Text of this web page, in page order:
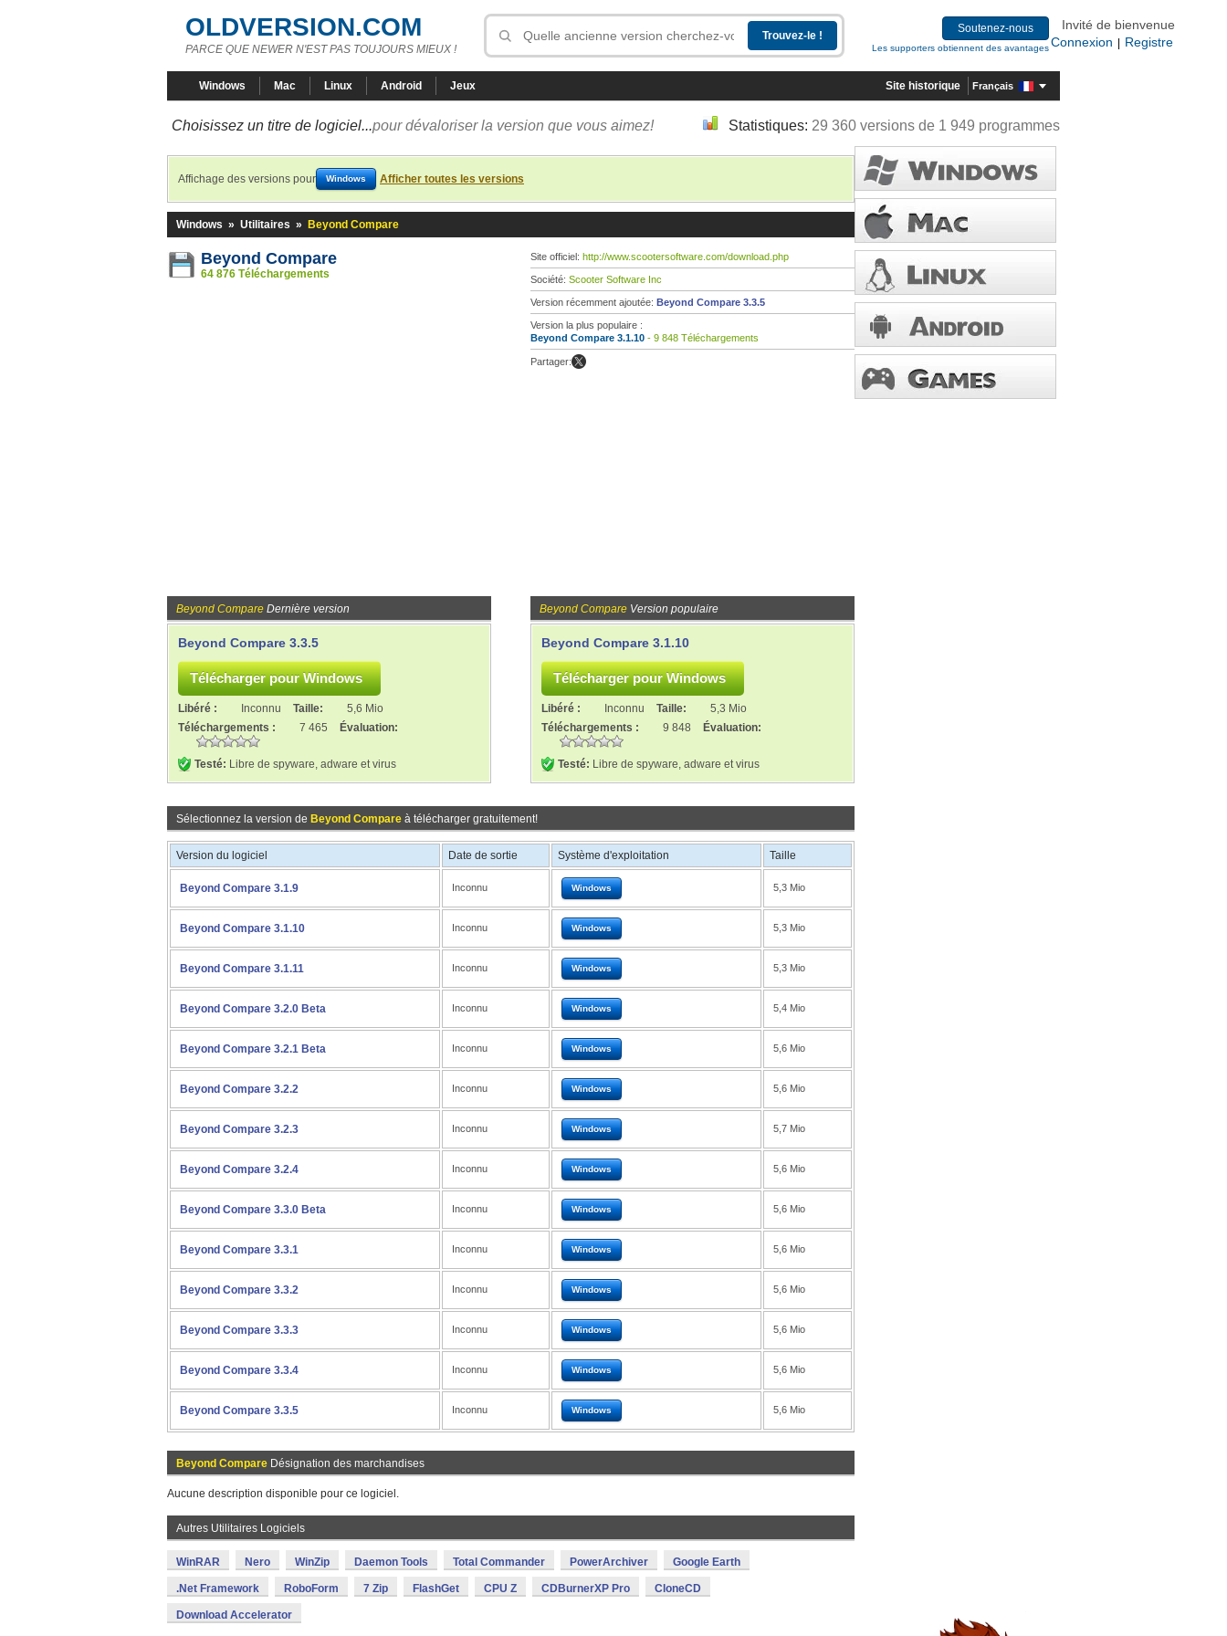
OLDVERSION.COM
PARCE QUE NEWER N'EST PAS TOUJOURS MIEUX !
Soutenez-nous
Les supporters obtiennent des avantages
Invité de bienvenue
Connexion
Registre
Windows Mac Linux Android Jeux Site historique Français
Choisissez un titre de logiciel...pour dévaloriser la version que vous aimez! Statistiques: 29 360 versions de 1 949 programmes
Affichage des versions pour Windows Afficher toutes les versions
Windows » Utilitaires » Beyond Compare
Beyond Compare
64 876 Téléchargements
Site officiel: http://www.scootersoftware.com/download.php
Société: Scooter Software Inc
Version récemment ajoutée: Beyond Compare 3.3.5
Version la plus populaire :
Beyond Compare 3.1.10 - 9 848 Téléchargements
Partager:
Beyond Compare Dernière version
Beyond Compare 3.3.5
Libéré : Inconnu Taille:
5,6 Mio
Téléchargements :
7 465 Évaluation:
Testé: Libre de spyware, adware et virus
Beyond Compare Version populaire
Beyond Compare 3.1.10
Libéré : Inconnu Taille:
5,3 Mio
Téléchargements :
9 848 Évaluation:
Testé: Libre de spyware, adware et virus
Sélectionnez la version de Beyond Compare à télécharger gratuitement!
Version du logiciel Date de sortie Système d'exploitation Taille
Beyond Compare 3.1.9 Inconnu Windows 5,3 Mio
Beyond Compare 3.1.10 Inconnu Windows 5,3 Mio
Beyond Compare 3.1.11 Inconnu Windows 5,3 Mio
Beyond Compare 3.2.0 Beta Inconnu Windows 5,4 Mio
Beyond Compare 3.2.1 Beta Inconnu Windows 5,6 Mio
Beyond Compare 3.2.2 Inconnu Windows 5,6 Mio
Beyond Compare 3.2.3 Inconnu Windows 5,7 Mio
Beyond Compare 3.2.4 Inconnu Windows 5,6 Mio
Beyond Compare 3.3.0 Beta Inconnu Windows 5,6 Mio
Beyond Compare 3.3.1 Inconnu Windows 5,6 Mio
Beyond Compare 3.3.2 Inconnu Windows 5,6 Mio
Beyond Compare 3.3.3 Inconnu Windows 5,6 Mio
Beyond Compare 3.3.4 Inconnu Windows 5,6 Mio
Beyond Compare 3.3.5 Inconnu Windows 5,6 Mio
Beyond Compare Désignation des marchandises
Aucune description disponible pour ce logiciel.
Autres Utilitaires Logiciels
WinRAR Nero WinZip Daemon Tools Total Commander PowerArchiver Google Earth
.Net Framework RoboForm 7 Zip FlashGet CPU Z CDBurnerXP Pro CloneCD
Download Accelerator